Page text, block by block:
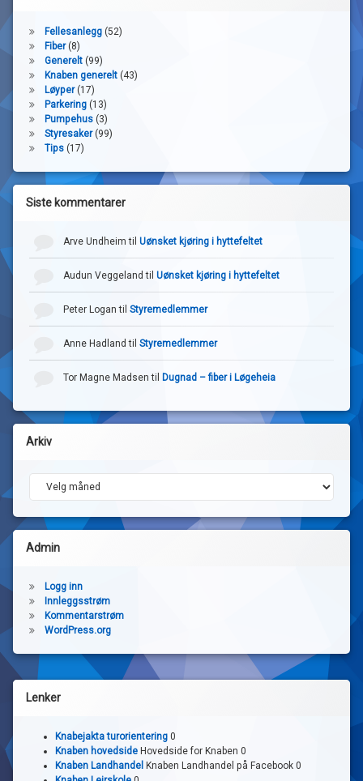
Fellesanlegg(52)
Fiber(8)
Generelt(99)
Knaben generelt(43)
Løyper(17)
Parkering(13)
Pumpehus(3)
Styresaker(99)
Tips(17)
Siste kommentarer
Arve Undheim til Uønsket kjøring i hyttefeltet
Audun Veggeland til Uønsket kjøring i hyttefeltet
Peter Logan til Styremedlemmer
Anne Hadland til Styremedlemmer
Tor Magne Madsen til Dugnad – fiber i Løgeheia
Arkiv
Arkiv
Admin
Logg inn
Innleggsstrøm
Kommentarstrøm
WordPress.org
Lenker
Knabejakta turorientering 0
Knaben hovedside Hovedside for Knaben 0
Knaben Landhandel Knaben Landhandel på Facebook 0